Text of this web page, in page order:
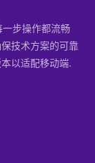
步操作都流畅
技术方案的可靠
以适配移动端.